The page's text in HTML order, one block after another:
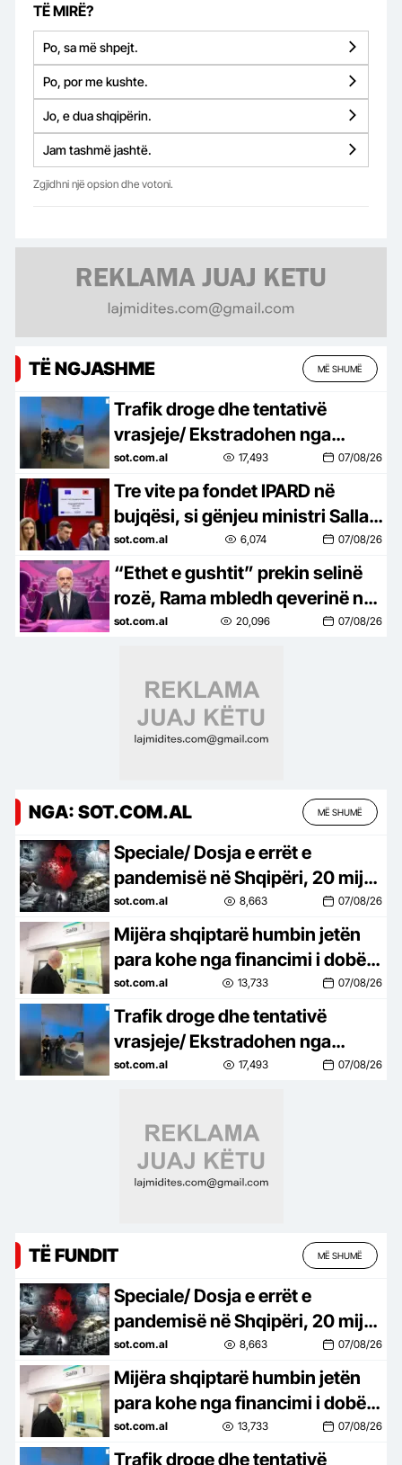
TË MIRË?
Po, sa më shpejt.
Po, por me kushte.
Jo, e dua shqipërin.
Jam tashmë jashtë.
Zgjidhni një opsion dhe votoni.
TË NGJASHME MË SHUMË
Trafik droge dhe tentativë
vrasjeje/ Ekstradohen nga
Kolumbia e Italia 2 persona të
kërkuar, mes tyre ‘kimisti’ i…
sot.com.al 17,493 07/08/26
Tre vite pa fondet IPARD në
bujqësi, si gënjeu ministri Salla,
premtoi çeljen e programit
brenda qershorit, por ende…
sot.com.al 6,074 07/08/26
“Ethet e gushtit” prekin selinë
rozë, Rama mbledh qeverinë në
Pogradec më 24 dhe 25 gusht,
sot.com.al 20,096 07/08/26
NGA: SOT.COM.AL MË SHUMË
Speciale/ Dosja e errët e
pandemisë në Shqipëri, 20 mijë
shqiptarë humbën jetën nga
Covid-19, mijëra të tjerë…
sot.com.al 8,663 07/08/26
Mijëra shqiptarë humbin jetën
para kohe nga financimi i dobët i
shëndetësisë, Dhoma
Amerikane ngre alarmin dhe
godet…
sot.com.al 13,733 07/08/26
Trafik droge dhe tentativë
vrasjeje/ Ekstradohen nga
Kolumbia e Italia 2 persona të
sot.com.al 17,493 07/08/26
TË FUNDIT MË SHUMË
Speciale/ Dosja e errët e
pandemisë në Shqipëri, 20 mijë
shqiptarë humbën jetën nga
Covid-19, mijëra të tjerë…
sot.com.al 8,663 07/08/26
Mijëra shqiptarë humbin jetën
para kohe nga financimi i dobët i
shëndetësisë, Dhoma
Amerikane ngre alarmin dhe
sot.com.al 13,733 07/08/26
Trafik droge dhe tentativë